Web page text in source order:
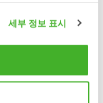
세부 정보 표시
tiltrotators